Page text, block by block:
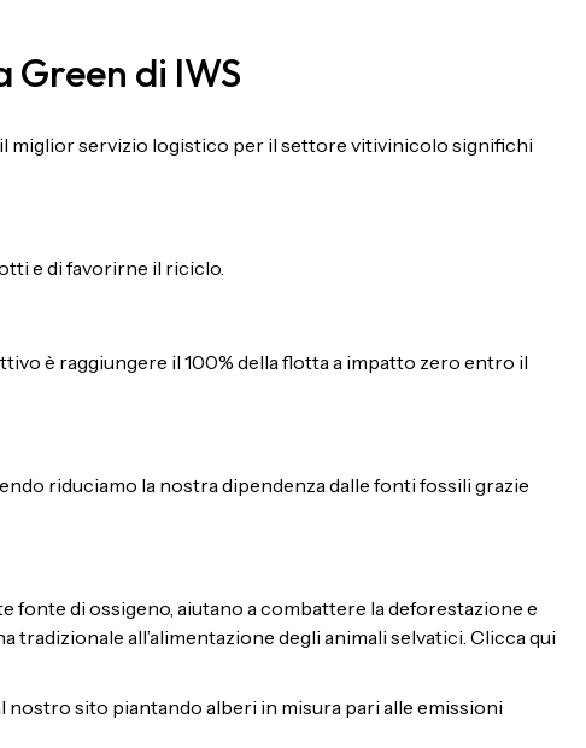
di IWS
miglior servizio logistico per il settore vitivinicolo significhi
e di favorirne il riciclo.
è raggiungere il 100% della flotta a impatto zero entro il
riduciamo la nostra dipendenza dalle fonti fossili grazie
di ossigeno, aiutano a combattere la deforestazione e
tradizionale all’alimentazione degli animali selvatici. Clicca qui
sito piantando alberi in misura pari alle emissioni